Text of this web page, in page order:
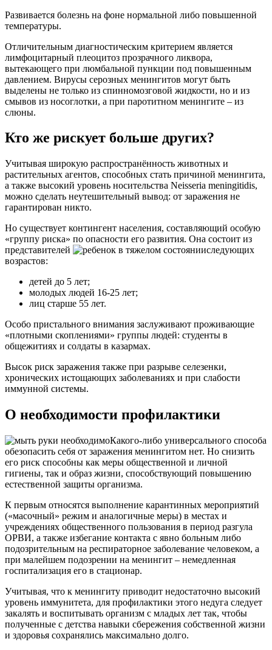
Развивается болезнь на фоне нормальной либо повышенной
температуры.
Отличительным диагностическим критерием является
лимфоцитарный плеоцитоз прозрачного ликвора,
вытекающего при люмбальной пункции под повышенным
давлением. Вирусы серозных менингитов могут быть
выделены не только из спинномозговой жидкости, но и из
смывов из носоглотки, а при паротитном менингите – из
слюны.
Кто же рискует больше других?
Учитывая широкую распространённость животных и
растительных агентов, способных стать причиной менингита,
а также высокий уровень носительства Neisseria meningitidis,
можно сделать неутешительный вывод: от заражения не
гарантирован никто.
Но существует контингент населения, составляющий особую
«группу риска» по опасности его развития. Она состоит из
представителей
следующих
возрастов:
детей до 5 лет;
молодых людей 16-25 лет;
лиц старше 55 лет.
Особо пристального внимания заслуживают проживающие
«плотными скоплениями» группы людей: студенты в
общежитиях и солдаты в казармах.
Высок риск заражения также при разрыве селезенки,
хронических истощающих заболеваниях и при слабости
иммунной системы.
О необходимости профилактики
Какого-либо универсального способа
обезопасить себя от заражения менингитом нет. Но снизить
его риск способны как меры общественной и личной
гигиены, так и образ жизни, способствующий повышению
естественной защиты организма.
К первым относятся выполнение карантинных мероприятий
(«масочный» режим и аналогичные меры) в местах и
учреждениях общественного пользования в период разгула
ОРВИ, а также избегание контакта с явно больным либо
подозрительным на респираторное заболевание человеком, а
при малейшем подозрении на менингит – немедленная
госпитализация его в стационар.
Учитывая, что к менингиту приводит недостаточно высокий
уровень иммунитета, для профилактики этого недуга следует
закалять и воспитывать организм с младых лет так, чтобы
полученные с детства навыки сбережения собственной жизни
и здоровья сохранялись максимально долго.